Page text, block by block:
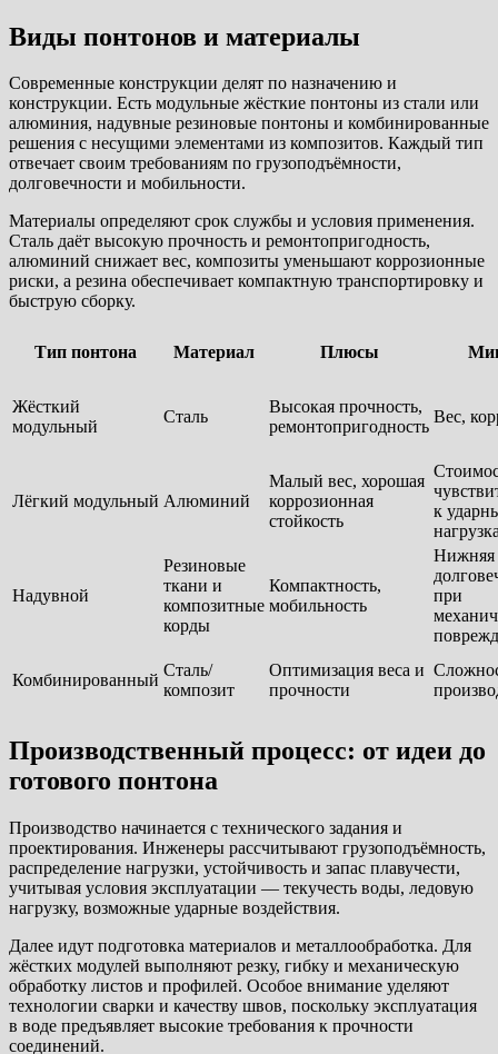
Виды понтонов и материалы
Современные конструкции делят по назначению и
конструкции. Есть модульные жёсткие понтоны из стали или
алюминия, надувные резиновые понтоны и комбинированные
решения с несущими элементами из композитов. Каждый тип
отвечает своим требованиям по грузоподъёмности,
долговечности и мобильности.
Материалы определяют срок службы и условия применения.
Сталь даёт высокую прочность и ремонтопригодность,
алюминий снижает вес, композиты уменьшают коррозионные
риски, а резина обеспечивает компактную транспортировку и
быструю сборку.
Тип понтона Материал Плюсы
Жёсткий
модульный
Сталь
Высокая прочность,
ремонтопригодность
Вес,
Лёгкий модульный Алюминий
Малый вес, хорошая
коррозионная
стойкость
к
Надувной
Резиновые
ткани и
композитные
корды
Компактность,
мобильность
Нижняя
при
Комбинированный
Сталь/
композит
Оптимизация веса и
прочности
Производственный процесс: от идеи до
готового понтона
Производство начинается с технического задания и
проектирования. Инженеры рассчитывают грузоподъёмность,
распределение нагрузки, устойчивость и запас плавучести,
учитывая условия эксплуатации — текучесть воды, ледовую
нагрузку, возможные ударные воздействия.
Далее идут подготовка материалов и металлообработка. Для
жёстких модулей выполняют резку, гибку и механическую
обработку листов и профилей. Особое внимание уделяют
технологии сварки и качеству швов, поскольку эксплуатация
в воде предъявляет высокие требования к прочности
соединений.